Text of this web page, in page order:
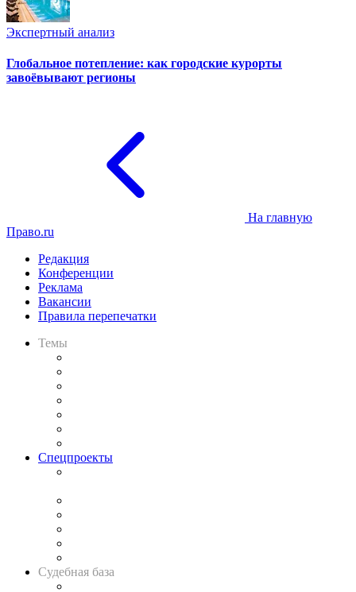
Экспертный анализ
Глобальное потепление: как городские курорты
завоёвывают регионы
На главную
Право.ru
Редакция
Конференции
Реклама
Вакансии
Правила перепечатки
Темы
Спецпроекты
Судебная база